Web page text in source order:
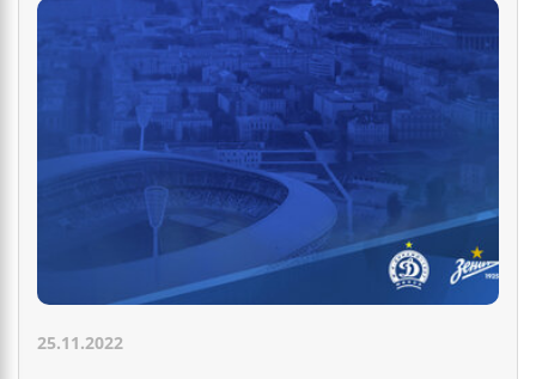
25.11.2022